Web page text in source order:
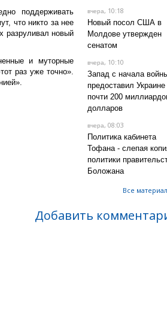
поддерживать
что никто за нее
разруливал новый
и муторные
раз уже точно».
вчера, 10:18
Новый посол США в
Молдове утвержден
сенатом
вчера, 10:10
Запад с начала
предоставил Украине
почти 200
долларов
вчера, 08:03
Политика кабинета
Тофана - слепая
политики
Боложана
Все
Добавить